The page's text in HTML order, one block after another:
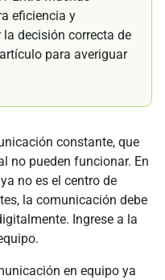
eficiencia y
decisión correcta de
para averiguar
constante, que
no pueden funcionar. En
no es el centro de
la comunicación debe
Ingrese a la
en equipo ya